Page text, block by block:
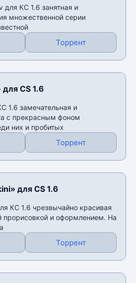
для КС 1.6 занятная и
множественной серии
Торрент
CS 1.6
1.6 замечательная и
с прекрасным фоном
них и пробитых
Торрент
для CS 1.6
КС 1.6 чрезвычайно красивая
прорисовкой и оформлением. На
Торрент